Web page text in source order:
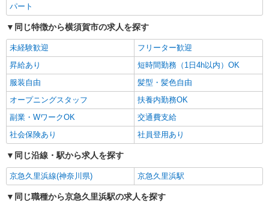
パート
同じ特徴から横須賀市の求人を探す
未経験歓迎
フリーター歓迎
昇給あり
短時間勤務（1日4h以内）OK
服装自由
髪型・髪色自由
オープニングスタッフ
扶養内勤務OK
副業・WワークOK
交通費支給
社会保険あり
社員登用あり
同じ沿線・駅から求人を探す
京急久里浜線(神奈川県) 京急久里浜駅
同じ職種から京急久里浜駅の求人を探す